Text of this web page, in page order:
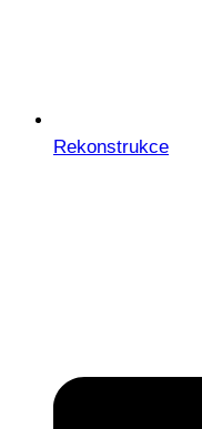
Rekonstrukce